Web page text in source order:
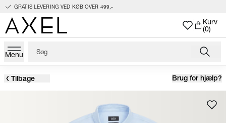
GRATIS LEVERING VED KØB OVER 499,-
Kurv
(0)
Menu
Tilbage Brug for hjælp?